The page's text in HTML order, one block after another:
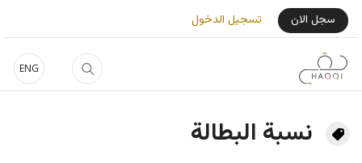
تجاوز إلى المحتوى الرئيسي
ENG
User Login Menu
سجل الان تسجيل الدخول
نسبة البطالة